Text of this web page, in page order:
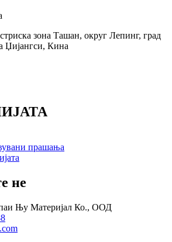
зона Ташан, округ Лепинг, град
Џијангси, Кина
прашања
не
Њу Материјал Ко., ООД